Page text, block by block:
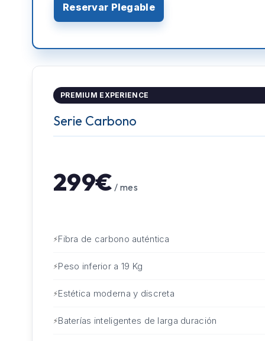
Reservar Plegable
PREMIUM EXPERIENCE
Serie Carbono
299€ / mes
Fibra de carbono auténtica
Peso inferior a 19 Kg
Estética moderna y discreta
Baterías inteligentes de larga duración